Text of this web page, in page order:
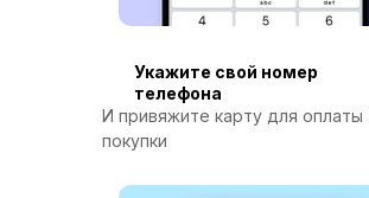
Укажите свой номер
телефона
И привяжите карту для оплаты
покупки